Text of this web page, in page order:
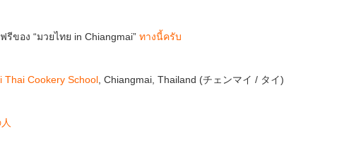
ของ “มวยไทย in Chiangmai” ทางนี้ครับ
Thai Cookery School , Chiangmai, Thailand (チェンマイ / タイ)